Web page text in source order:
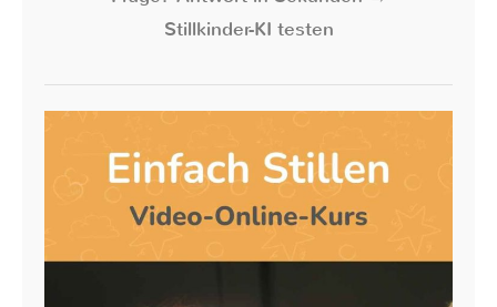
Stillkinder-KI testen